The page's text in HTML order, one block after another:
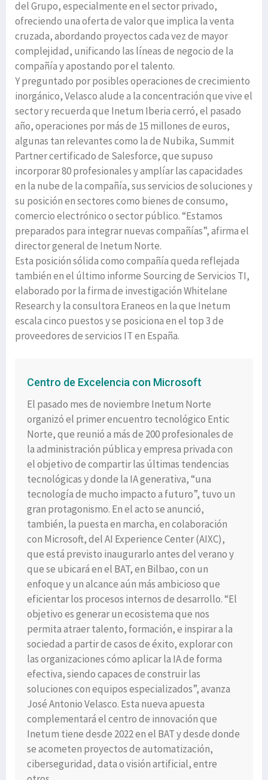
del Grupo, especialmente en el sector privado,
ofreciendo una oferta de valor que implica la venta
cruzada, abordando proyectos cada vez de mayor
complejidad, unificando las líneas de negocio de la
compañía y apostando por el talento.
Y preguntado por posibles operaciones de crecimiento
inorgánico, Velasco alude a la concentración que vive el
sector y recuerda que Inetum Iberia cerró, el pasado
año, operaciones por más de 15 millones de euros,
algunas tan relevantes como la de Nubika, Summit
Partner certificado de Salesforce, que supuso
incorporar 80 profesionales y amplíar las capacidades
en la nube de la compañía, sus servicios de soluciones y
su posición en sectores como bienes de consumo,
comercio electrónico o sector público. “Estamos
preparados para integrar nuevas compañías”, afirma el
director general de Inetum Norte.
Esta posición sólida como compañía queda reflejada
también en el último informe Sourcing de Servicios TI,
elaborado por la firma de investigación Whitelane
Research y la consultora Eraneos en la que Inetum
escala cinco puestos y se posiciona en el top 3 de
proveedores de servicios IT en España.
Centro de Excelencia con Microsoft
El pasado mes de noviembre Inetum Norte
organizó el primer encuentro tecnológico Entic
Norte, que reunió a más de 200 profesionales de
la administración pública y empresa privada con
el objetivo de compartir las últimas tendencias
tecnológicas y donde la IA generativa, “una
tecnología de mucho impacto a futuro”, tuvo un
gran protagonismo. En el acto se anunció,
también, la puesta en marcha, en colaboración
con Microsoft, del AI Experience Center (AIXC),
que está previsto inaugurarlo antes del verano y
que se ubicará en el BAT, en Bilbao, con un
enfoque y un alcance aún más ambicioso que
eficientar los procesos internos de desarrollo. “El
objetivo es generar un ecosistema que nos
permita atraer talento, formación, e inspirar a la
sociedad a partir de casos de éxito, explorar con
las organizaciones cómo aplicar la IA de forma
efectiva, siendo capaces de construir las
soluciones con equipos especializados”, avanza
José Antonio Velasco. Esta nueva apuesta
complementará el centro de innovación que
Inetum tiene desde 2022 en el BAT y desde donde
se acometen proyectos de automatización,
ciberseguridad, data o visión artificial, entre